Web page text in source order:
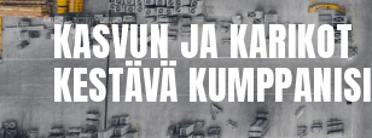
KASVUN JA KARIKOT
KESTÄVÄ KUMPPANISI